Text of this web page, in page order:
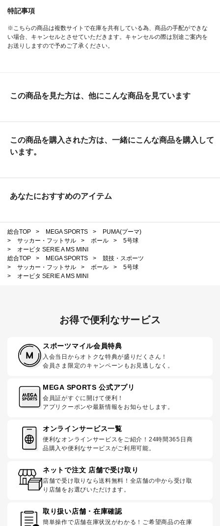
特記事項
※こちらの商品は複数サイトで在庫を共有している為、商品の手配ができな
い場合、キャンセルとさせていただきます。キャンセルの際は別途ご案内を
お送りしますので予めご了承ください。
この商品を見た方は、他にこんな商品を見ています
この商品を購入された方は、一緒にこんな商品を購入して
います。
あなたにおすすめのアイテム
総合TOP > MEGA SPORTS >
PUMA(プーマ)
>
サッカー・フットサル > ボール >
5号球
>
オービタ SERIE A MS MINI
総合TOP
> MEGA SPORTS >
競技・スポーツ
>
サッカー・フットサル > ボール >
5号球
>
オービタ SERIE A MS MINI
お得で便利なサービス
スポーツマイル会員特典
入会当日からオトクな特典が盛りだくさん！
会員さま限定のキャンペーンもお見逃しなく。
MEGA SPORTS 公式アプリ
会員証がすぐに開けて便利！
アプリクーポンや最新情報をお知らせします。
オンラインサービス一覧
便利なオンラインサービスをご紹介！24時間365日商
品購入や便利なサービスがご利用可能。
ネットで注文 店舗で受け取り
店舗で受け取りなら送料無料！全店舗の中から受け取
り店舗をお選びいただけます。
取り扱い店舗・在庫確認
簡単操作で店舗在庫状況がわかる！ご希望商品の在庫